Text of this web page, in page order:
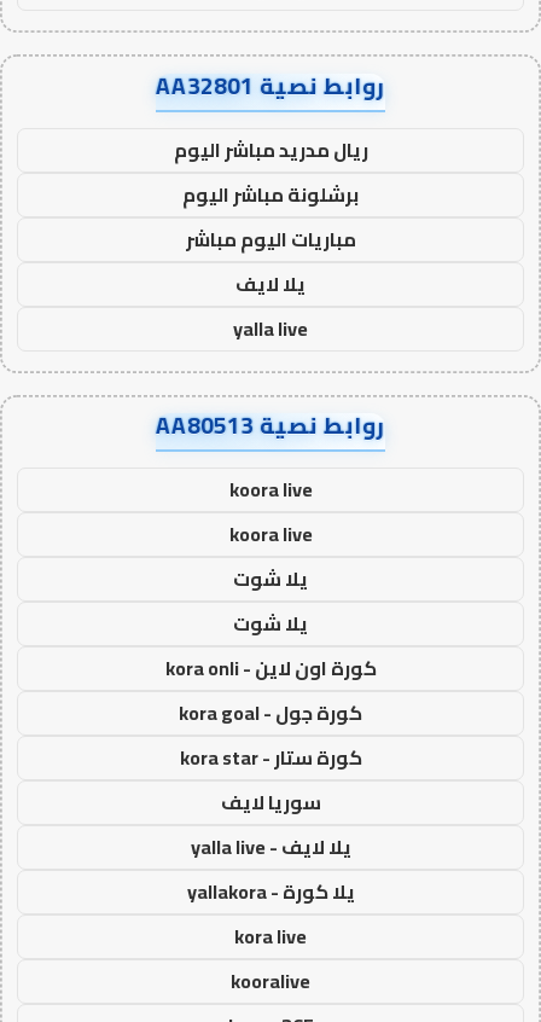
روابط نصية AA32801
ريال مدريد مباشر اليوم
برشلونة مباشر اليوم
مباريات اليوم مباشر
يلا لايف
yalla live
روابط نصية AA80513
koora live
koora live
يلا شوت
يلا شوت
كورة اون لاين - kora onli
كورة جول - kora goal
كورة ستار - kora star
سوريا لايف
يلا لايف - yalla live
يلا كورة - yallakora
kora live
kooralive